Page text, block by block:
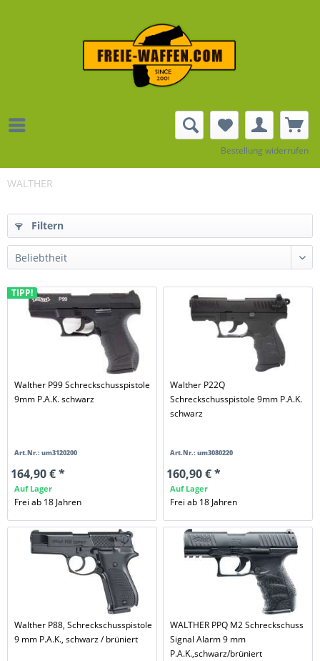
Bestellung widerrufen
WALTHER
Filtern
TIPP!
Walther P99 Schreckschusspistole
9mm P.A.K. schwarz
Art.Nr.: um3120200
164,90 € *
Auf Lager
Frei ab 18 Jahren
Walther P22Q
Schreckschusspistole 9mm P.A.K.
schwarz
Art.Nr.: um3080220
160,90 € *
Auf Lager
Frei ab 18 Jahren
Walther P88, Schreckschusspistole
9 mm P.A.K., schwarz / brüniert
WALTHER PPQ M2 Schreckschuss
Signal Alarm 9 mm
P.A.K.,schwarz/brüniert